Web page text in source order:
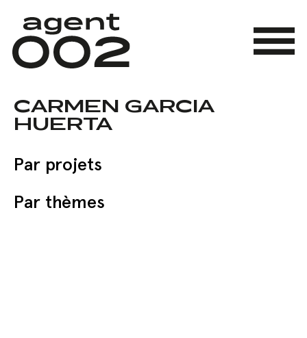
main
content
Menu
CARMEN GARCIA
HUERTA
Par projets
Par thèmes